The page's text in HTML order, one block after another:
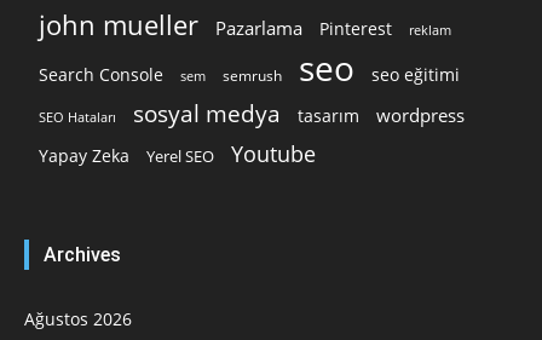
john mueller Pazarlama Pinterest reklam
Search Console sem semrush seo seo eğitimi
SEO Hataları sosyal medya tasarım wordpress
Yapay Zeka Yerel SEO Youtube
Archives
Ağustos 2026